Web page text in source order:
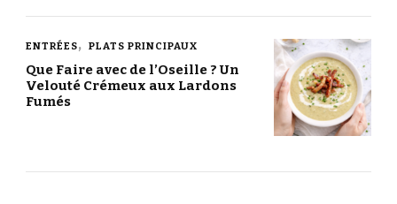
ENTRÉES PLATS PRINCIPAUX
Que Faire avec de l’Oseille ? Un
Velouté Crémeux aux Lardons
Fumés